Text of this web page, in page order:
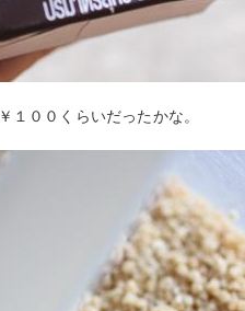
１００くらいだったかな。